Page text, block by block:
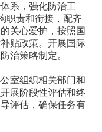
系，强化防治工
职责和衔接，配齐
关心爱护，按照国
贴政策。开展国际
治策略制定。
室组织相关部门和
展阶段性评估和终
评估，确保任务有